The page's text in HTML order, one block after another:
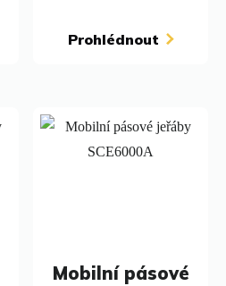
Prohlédnout
Mobilní pásové